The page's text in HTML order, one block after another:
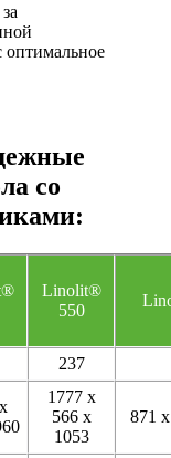
оптимальное
со
Linolit®
550
237
1777 х
566 х
1053
871